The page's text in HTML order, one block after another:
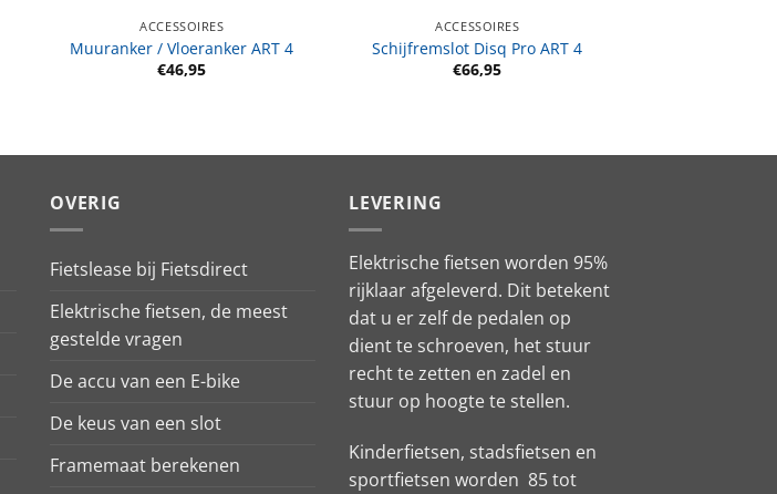
ACCESSOIRES
Muuranker / Vloeranker ART 4
€46,95
ACCESSOIRES
Schijfremslot Disq Pro ART 4
€66,95
OVERIG
Fietslease bij Fietsdirect
Elektrische fietsen, de meest
gestelde vragen
De accu van een E-bike
De keus van een slot
Framemaat berekenen
LEVERING
Elektrische fietsen worden 95%
rijklaar afgeleverd. Dit betekent
dat u er zelf de pedalen op
dient te schroeven, het stuur
recht te zetten en zadel en
stuur op hoogte te stellen.
Kinderfietsen, stadsfietsen en
sportfietsen worden 85 tot